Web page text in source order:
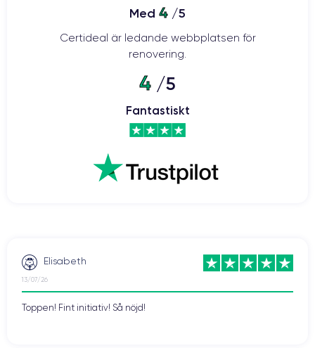
Med 4 /5
Certideal är ledande webbplatsen för
renovering.
4 /5
Fantastiskt
Elisabeth
13/07/26
Toppen! Fint initiativ! Så nöjd!